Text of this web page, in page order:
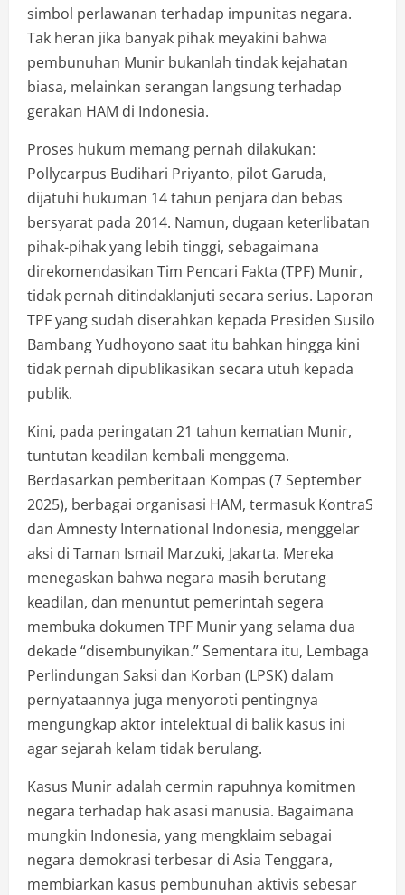
simbol perlawanan terhadap impunitas negara.
Tak heran jika banyak pihak meyakini bahwa
pembunuhan Munir bukanlah tindak kejahatan
biasa, melainkan serangan langsung terhadap
gerakan HAM di Indonesia.
Proses hukum memang pernah dilakukan:
Pollycarpus Budihari Priyanto, pilot Garuda,
dijatuhi hukuman 14 tahun penjara dan bebas
bersyarat pada 2014. Namun, dugaan keterlibatan
pihak-pihak yang lebih tinggi, sebagaimana
direkomendasikan Tim Pencari Fakta (TPF) Munir,
tidak pernah ditindaklanjuti secara serius. Laporan
TPF yang sudah diserahkan kepada Presiden Susilo
Bambang Yudhoyono saat itu bahkan hingga kini
tidak pernah dipublikasikan secara utuh kepada
publik.
Kini, pada peringatan 21 tahun kematian Munir,
tuntutan keadilan kembali menggema.
Berdasarkan pemberitaan Kompas (7 September
2025), berbagai organisasi HAM, termasuk KontraS
dan Amnesty International Indonesia, menggelar
aksi di Taman Ismail Marzuki, Jakarta. Mereka
menegaskan bahwa negara masih berutang
keadilan, dan menuntut pemerintah segera
membuka dokumen TPF Munir yang selama dua
dekade “disembunyikan.” Sementara itu, Lembaga
Perlindungan Saksi dan Korban (LPSK) dalam
pernyataannya juga menyoroti pentingnya
mengungkap aktor intelektual di balik kasus ini
agar sejarah kelam tidak berulang.
Kasus Munir adalah cermin rapuhnya komitmen
negara terhadap hak asasi manusia. Bagaimana
mungkin Indonesia, yang mengklaim sebagai
negara demokrasi terbesar di Asia Tenggara,
membiarkan kasus pembunuhan aktivis sebesar